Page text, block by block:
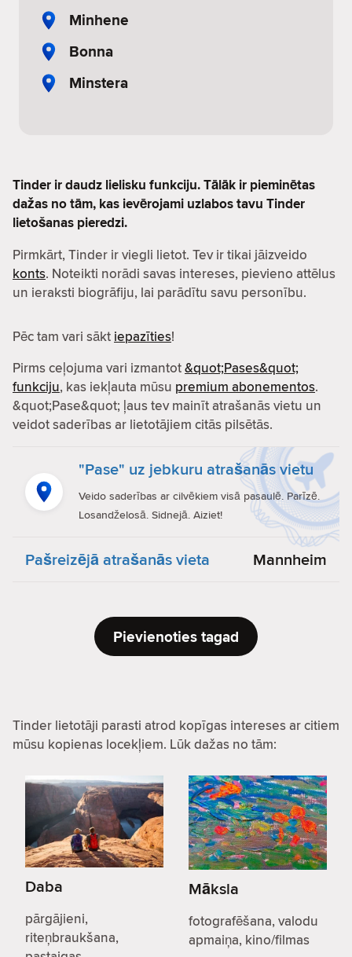
Minhene
Bonna
Minstera
Tinder ir daudz lielisku funkciju. Tālāk ir pieminētas
dažas no tām, kas ievērojami uzlabos tavu Tinder
lietošanas pieredzi.
Pirmkārt, Tinder ir viegli lietot. Tev ir tikai jāizveido
konts. Noteikti norādi savas intereses, pievieno attēlus
un ieraksti biogrāfiju, lai parādītu savu personību.
Pēc tam vari sākt iepazīties!
Pirms ceļojuma vari izmantot&quot;Pases&quot;
funkciju, kas iekļauta mūsu premium abonementos.
&quot;Pase&quot; ļaus tev mainīt atrašanās vietu un
veidot saderības ar lietotājiem citās pilsētās.
"Pase" uz jebkuru atrašanās vietu
Veido saderības ar cilvēkiem visā pasaulē. Parīzē.
Losandželosā. Sidnejā. Aiziet!
Pašreizējā atrašanās vieta Mannheim
Pievienoties tagad
Tinder lietotāji parasti atrod kopīgas intereses ar citiem
mūsu kopienas locekļiem. Lūk dažas no tām:
Daba
pārgājieni,
riteņbraukšana,
Māksla
fotografēšana, valodu
apmaiņa, kino/filmas